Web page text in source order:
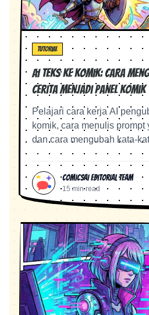
TUTORIAL
AI Teks ke Komik: Cara
Cerita Menjadi Panel Komik
Pelajari cara kerja AI
komik, cara menulis prompt
dan cara mengubah kata-
webtoon, dan panel komik
yang dapat diulang.
ComicsAI Editorial Team
15 min read